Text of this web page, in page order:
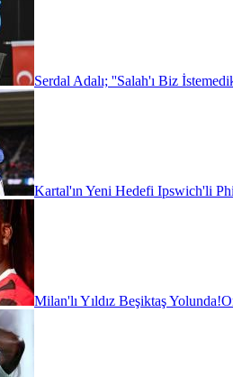
Serdal Adalı; ''Salah'ı Biz
Kartal'ın Yeni Hedefi Ipswich'li
Milan'lı Yıldız Beşiktaş Yolunda!